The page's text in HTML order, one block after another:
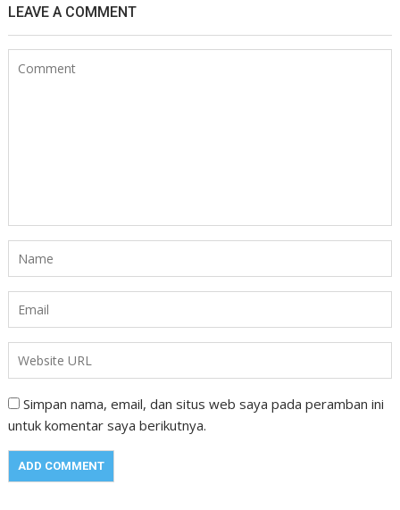
LEAVE A COMMENT
Simpan nama, email, dan situs web saya pada peramban ini
untuk komentar saya berikutnya.